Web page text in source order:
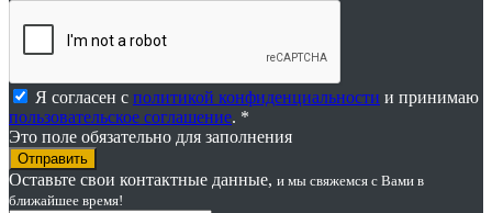
Я согласен с политикой конфиденциальности и принимаю
пользовательское соглашение. *
Это поле обязательно для заполнения
Оставьте свои контактные данные, и мы свяжемся с Вами в
ближайшее время!